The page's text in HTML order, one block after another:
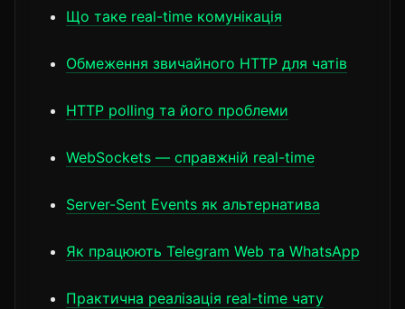
Що таке real-time комунікація
Обмеження звичайного HTTP для чатів
HTTP polling та його проблеми
WebSockets — справжній real-time
Server-Sent Events як альтернатива
Як працюють Telegram Web та WhatsApp
Практична реалізація real-time чату